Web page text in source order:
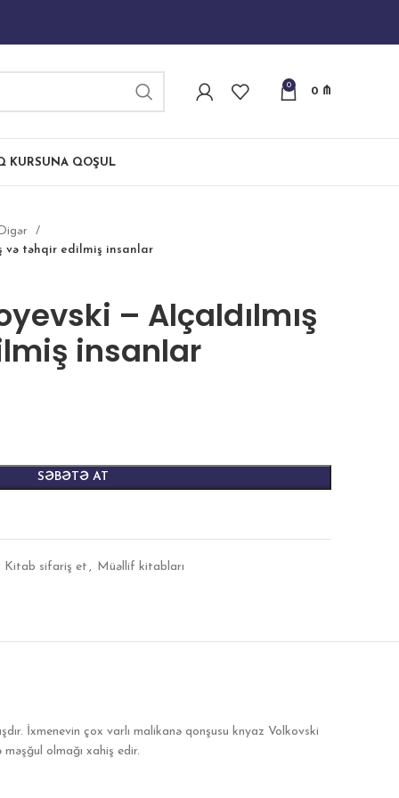
0
0 ₼
KURSUNA QOŞUL
Digər
və təhqir edilmiş insanlar
– Alçaldılmış
insanlar
SƏBƏTƏ AT
Kitab sifariş et , Müəllif kitabları
İxmenevin çox varlı malikanə qonşusu knyaz Volkovski
olmağı xahiş edir.